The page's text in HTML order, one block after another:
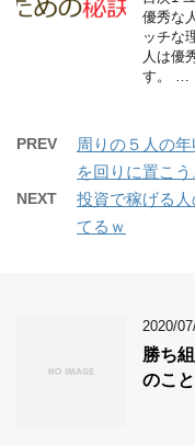
優秀な
ッチな
人は優
す。 …
PREV
周りの５人の
を回りに置こう
NEXT
投資で稼げる
てるｗ
2020/
勝ち
のこと